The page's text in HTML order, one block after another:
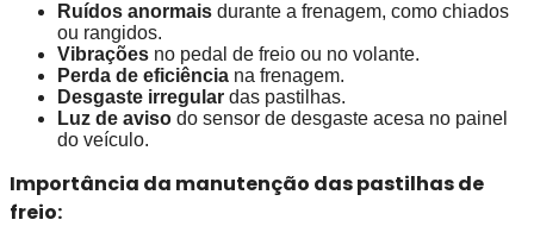
Ruídos anormais durante a frenagem, como chiados
ou rangidos.
Vibrações no pedal de freio ou no volante.
Perda de eficiência na frenagem.
Desgaste irregular das pastilhas.
Luz de aviso do sensor de desgaste acesa no painel
do veículo.
Importância da manutenção das pastilhas de
freio: